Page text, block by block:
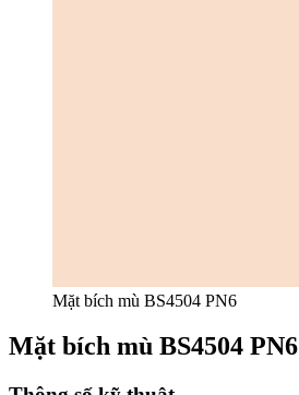
Mặt bích mù BS4504 PN6
Mặt bích mù BS4504 PN6